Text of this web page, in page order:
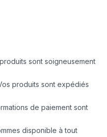
sont soigneusement
produits sont expédiés
de paiement sont
disponible à tout